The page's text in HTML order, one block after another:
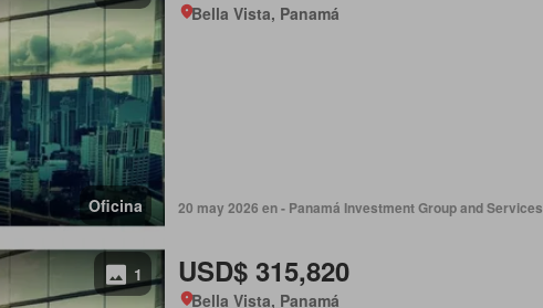
Oficina
Bella Vista, Panamá
20 may 2026 en - Panamá Investment Group and Services
1 USD$ 315,820
Bella Vista, Panamá